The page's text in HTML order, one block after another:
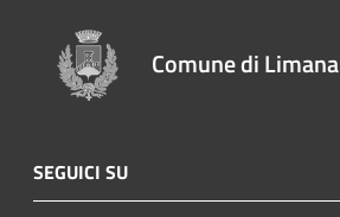
Comune di Limana
SEGUICI SU